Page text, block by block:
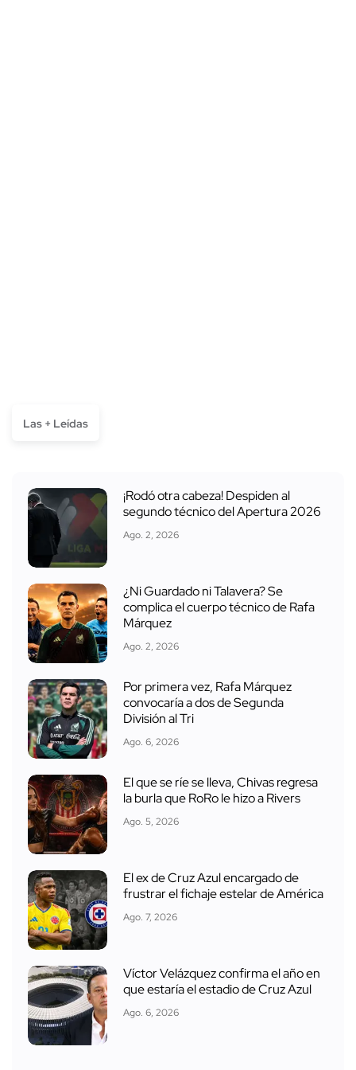
Las + Leídas
¡Rodó otra cabeza! Despiden al
segundo técnico del Apertura 2026
Ago. 2, 2026
¿Ni Guardado ni Talavera? Se
complica el cuerpo técnico de Rafa
Márquez
Ago. 2, 2026
Por primera vez, Rafa Márquez
convocaría a dos de Segunda
División al Tri
Ago. 6, 2026
El que se ríe se lleva, Chivas regresa
la burla que RoRo le hizo a Rivers
Ago. 5, 2026
El ex de Cruz Azul encargado de
frustrar el fichaje estelar de América
Ago. 7, 2026
Víctor Velázquez confirma el año en
que estaría el estadio de Cruz Azul
Ago. 6, 2026